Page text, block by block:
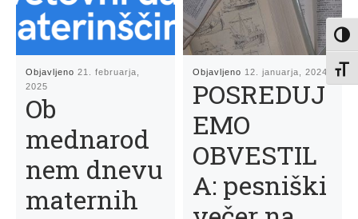
Objavljeno21. februarja,
2025
Ob
mednarod
nem dnevu
maternih
Objavljeno 12. januarja, 2024
POSREDUJ
EMO
OBVESTIL
A: pesniški